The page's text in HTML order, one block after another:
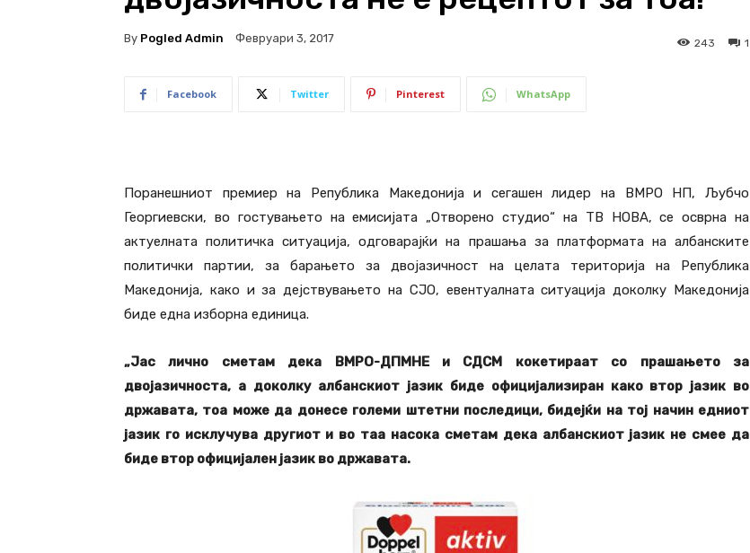
By Pogled Admin Февруари 3, 2017 1
243
Facebook Twitter Pinterest WhatsApp
Поранешниот премиер на Република Македонија и сегашен лидер на ВМРО НП, Љубчо
Георгиевски, во гостувањето на емисијата „Отворено студио“ на ТВ НОВА, се осврна на
актуелната политичка ситуација, одговарајќи на прашања за платформата на албанските
политички партии, за барањето за двојазичност на целата територија на Република
Македонија, како и за дејствувањето на СЈО, евентуалната ситуација доколку Македонија
биде една изборна единица.
„Јас лично сметам дека ВМРО-ДПМНЕ и СДСМ кокетираат со прашањето за
двојазичноста, а доколку албанскиот јазик биде официјализиран како втор јазик во
државата, тоа може да донесе големи штетни последици, бидејќи на тој начин едниот
јазик го исклучува другиот и во таа насока сметам дека албанскиот јазик не смее да
биде втор официјален јазик во државата.